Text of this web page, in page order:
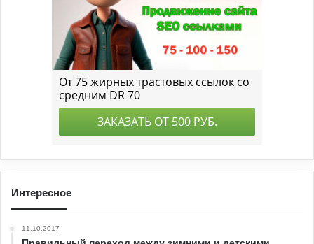
Интересное
11.10.2017